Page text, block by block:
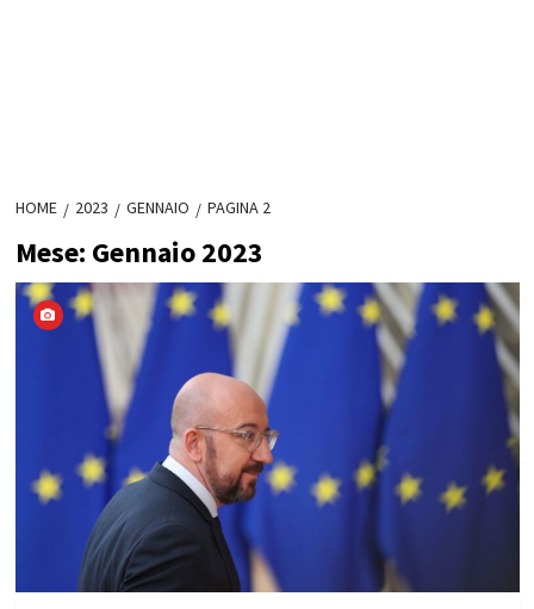
HOME 2023 GENNAIO PAGINA 2
Mese: Gennaio 2023